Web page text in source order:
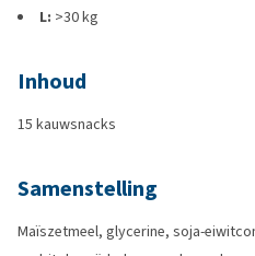
L: >30 kg
Inhoud
15 kauwsnacks
Samenstelling
Maïszetmeel, glycerine, soja-